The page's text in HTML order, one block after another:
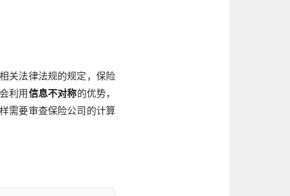
关法律法规的规定，保险
利用信息不对称的优势，
需要审查保险公司的计算